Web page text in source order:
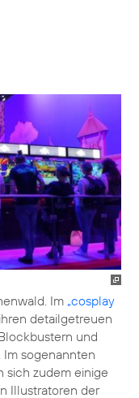
Im „cosplay
detailgetreuen
und
sogenannten
sich zudem einige
Illustratoren der